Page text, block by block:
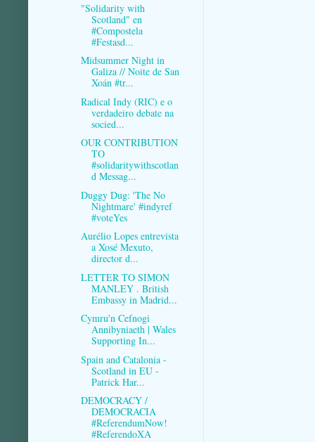
"Solidarity with
Scotland" en
#Compostela
#Festasd...
Midsummer Night in
Galiza // Noite de San
Xoán #tr...
Radical Indy (RIC) e o
verdadeiro debate na
socied...
OUR CONTRIBUTION
TO
#solidaritywithscotlan
d Messag...
Duggy Dug: 'The No
Nightmare' #indyref
#voteYes
Aurélio Lopes entrevista
a Xosé Mexuto,
director d...
LETTER TO SIMON
MANLEY . British
Embassy in Madrid...
Cymru'n Cefnogi
Annibyniaeth | Wales
Supporting In...
Spain and Catalonia -
Scotland in EU -
Patrick Har...
DEMOCRACY /
DEMOCRACIA
#ReferendumNow!
#ReferendoXA